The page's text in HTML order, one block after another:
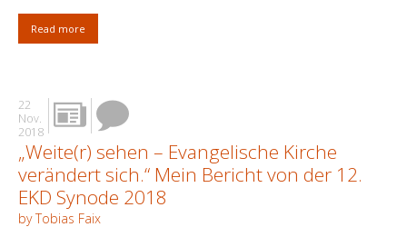
Read more
22
Nov.
2018
„Weite(r) sehen – Evangelische Kirche
verändert sich.“ Mein Bericht von der 12.
EKD Synode 2018
by Tobias Faix